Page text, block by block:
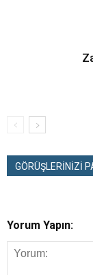
GÖRÜŞLERİNİZİ
Yorum Yapın: